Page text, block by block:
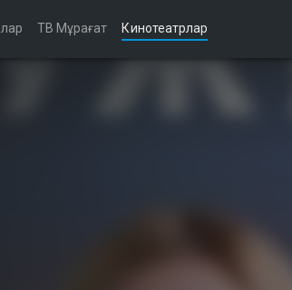
ТВ Мұрағат Кинотеатрлар